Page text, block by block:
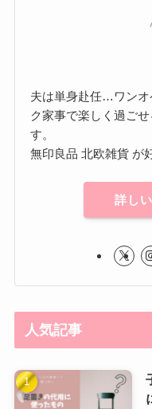
夫は単身赴任…ワンオ
ク家事で楽しく過ご
す。
無印良品 北欧雑貨 が
詳し
人気記事